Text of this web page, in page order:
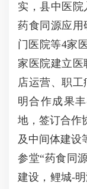
实，县中医
药食同源应用
门医院等4家
家医院建立
店运营、职
明合作成果
地，签订合作
及中间体建设
参堂“药食同
建设，鲤城-